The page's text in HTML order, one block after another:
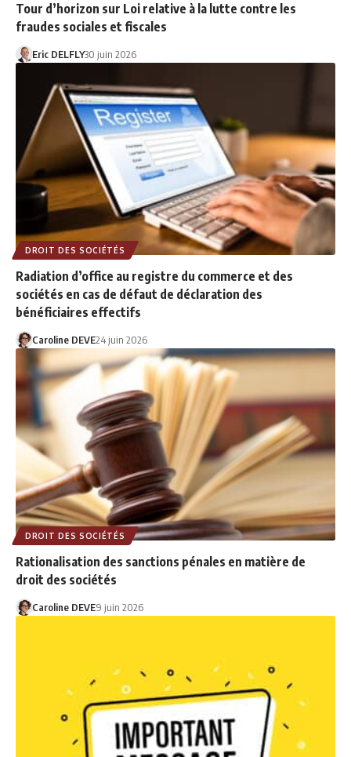
Tour d’horizon sur Loi relative à la lutte contre les
fraudes sociales et fiscales
Eric DELFLY30 juin 2026
DROIT DES SOCIÉTÉS
Radiation d’office au registre du commerce et des
sociétés en cas de défaut de déclaration des
bénéficiaires effectifs
Caroline DEVE24 juin 2026
DROIT DES SOCIÉTÉS
Rationalisation des sanctions pénales en matière de
droit des sociétés
Caroline DEVE9 juin 2026